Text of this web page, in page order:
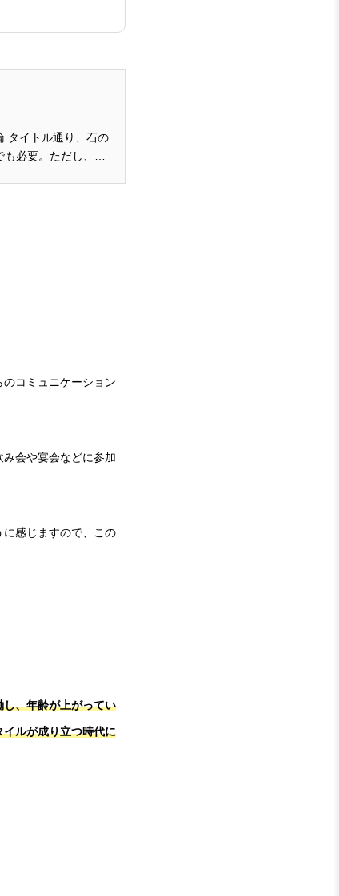
タイトル通り、石の
必要。ただし、言
コミュニケーション
会や宴会などに参加
感じますので、この
し、年齢が上がってい
ルが成り立つ時代に